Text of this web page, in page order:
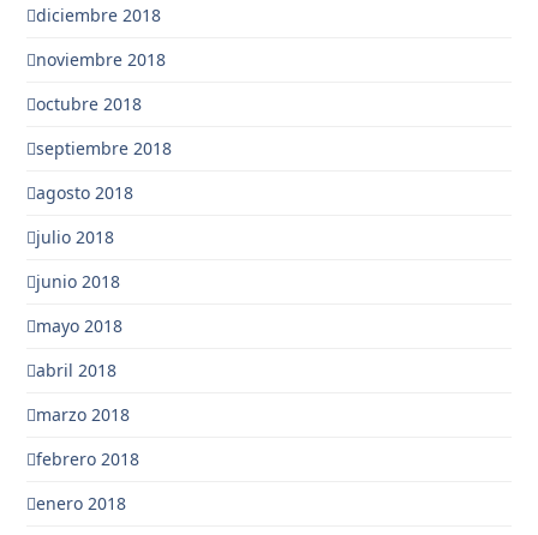
diciembre 2018
noviembre 2018
octubre 2018
septiembre 2018
agosto 2018
julio 2018
junio 2018
mayo 2018
abril 2018
marzo 2018
febrero 2018
enero 2018